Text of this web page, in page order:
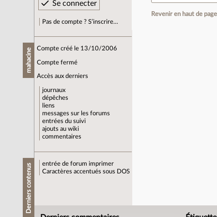
Pas de compte ? S’inscrire…
mahacine Compte créé le 13/10/2006
Compte fermé
Accès aux derniers
journaux
dépêches
liens
messages sur les forums
entrées du suivi
ajouts au wiki
commentaires
Derniers contenus entrée de forum imprimer
Caractères accentués sous DOS
Revenir en haut de page